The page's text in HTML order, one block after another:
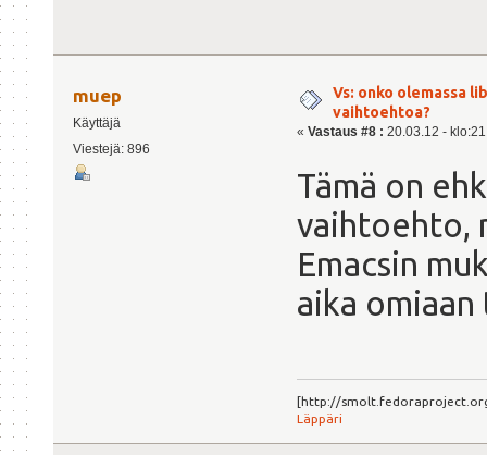
muep
Käyttäjä
Viestejä: 896
Vs: onko olemassa
vaihtoehtoa?
« Vastaus #8 : 20.03.12 -
Tämä on
vaihtoehto,
Emacsin
aika
[http://
Läppäri